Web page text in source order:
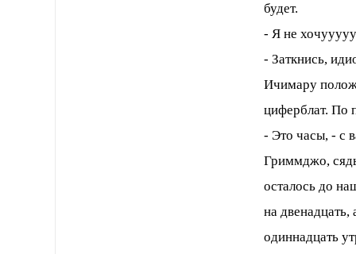
будет.
- Я не
- Заткнись,
Ичимару
циферблат. По
- Это часы, - с
Гриммджо,
осталось до
на двенадцать,
одиннадцать